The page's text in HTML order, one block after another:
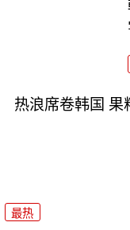
热浪席卷韩国 果
最热